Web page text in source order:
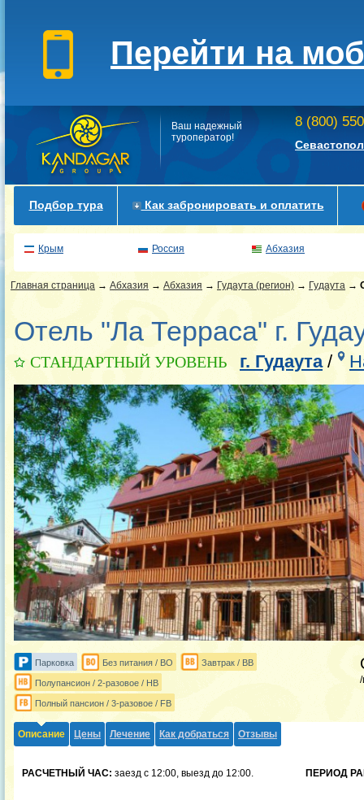
Перейти на
Ваш надежный
туроператор!
8 (800)
Подбор тура Как забронировать и оплатить
Крым Россия Абхазия
Главная страница → Абхазия → Абхазия → Гудаута (регион) → Гудаута →
Отель "Ла Терраса" г.
СТАНДАРТНЫЙ УРОВЕНЬ г. Гудаута/
Парковка Без питания / BO Завтрак / BB
Полупансион / 2-разовое / HB
Полный пансион / 3-разовое / FB
Описание Цены Лечение Как добраться Отзывы
РАСЧЕТНЫЙ ЧАС: заезд с 12:00, выезд до 12:00. ПЕРИОД